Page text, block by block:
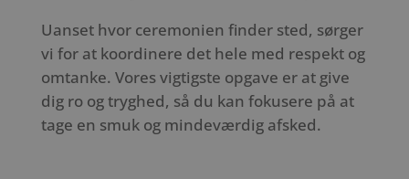
Uanset hvor ceremonien finder sted, sørger
vi for at koordinere det hele med respekt og
omtanke. Vores vigtigste opgave er at give
dig ro og tryghed, så du kan fokusere på at
tage en smuk og mindeværdig afsked.